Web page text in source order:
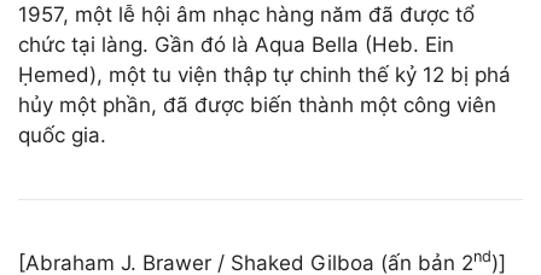
1957, một lễ hội âm nhạc hàng năm đã được tổ
chức tại làng. Gần đó là Aqua Bella (Heb. Ein
Ḥemed), một tu viện thập tự chinh thế kỷ 12 bị phá
hủy một phần, đã được biến thành một công viên
quốc gia.
[Abraham J. Brawer / Shaked Gilboa (ấn bản 2nd)]